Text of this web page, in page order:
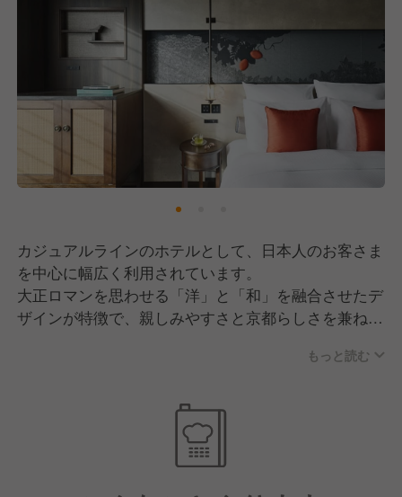
カジュアルラインのホテルとして、日本人のお客さま
を中心に幅広く利用されています。
大正ロマンを思わせる「洋」と「和」を融合させたデ
ザインが特徴で、親しみやすさと京都らしさを兼ね備
オールデイダイニングのグリルレストランでは、朝食
さまも多く、日常使いから観光まで多様なシーンに対
館内には竹林を配し、天井から水を巡らせるなど、自
然との調和を大切にした設計も特徴のひとつです。
もっと読む